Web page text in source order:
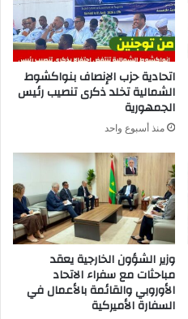
اتحادية حزب الإنصاف بنواكشوط
الشمالية تخلد ذكرى تنصيب رئيس
الجمهورية
منذ أسبوع واحد
وزير الشؤون الخارجية يعقد
مباحثات مع سفراء الاتحاد
الأوروبي والقائمة بالأعمال في
السفارة الأميركية